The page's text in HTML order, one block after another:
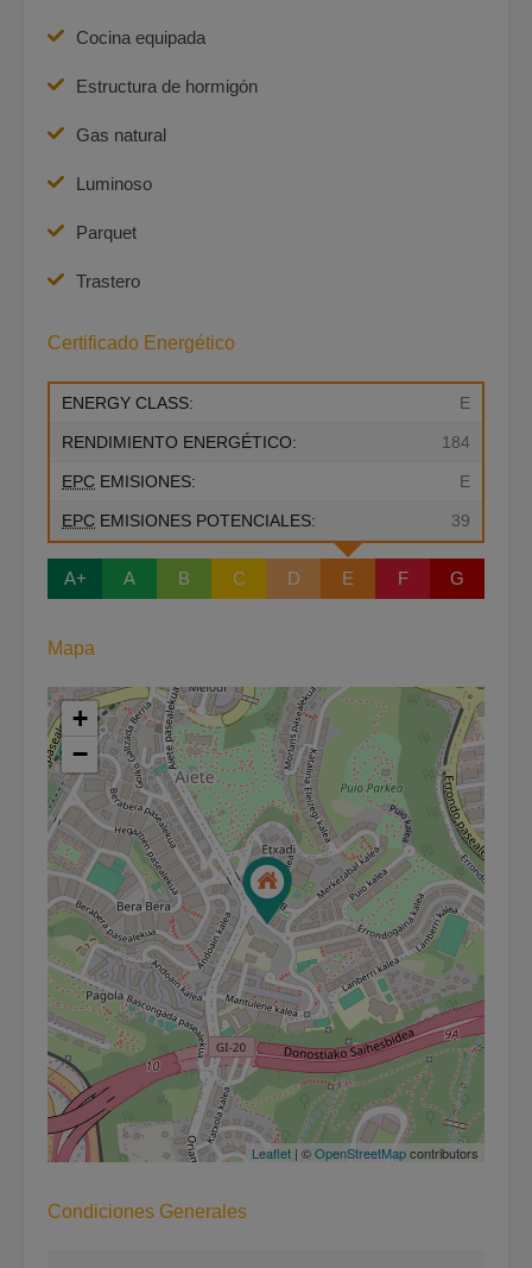
Cocina equipada
Estructura de hormigón
Gas natural
Luminoso
Parquet
Trastero
Certificado Energético
ENERGY CLASS: E
RENDIMIENTO ENERGÉTICO: 184
EPC EMISIONES: E
EPC EMISIONES POTENCIALES: 39
A+ A B C D E F G
Mapa
+
−
Leaflet | ©OpenStreetMapcontributors
Condiciones Generales